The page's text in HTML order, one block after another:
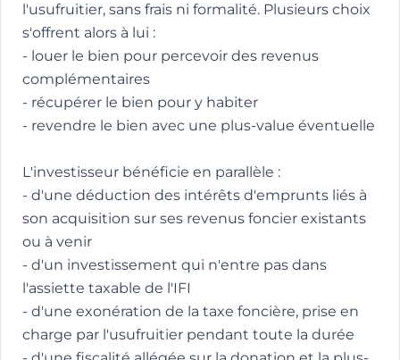
l'usufruitier, sans frais ni formalité. Plusieurs choix
s'offrent alors à lui :
- louer le bien pour percevoir des revenus
complémentaires
- récupérer le bien pour y habiter
- revendre le bien avec une plus-value éventuelle
L'investisseur bénéficie en parallèle :
- d'une déduction des intérêts d'emprunts liés à
son acquisition sur ses revenus foncier existants
ou à venir
- d'un investissement qui n'entre pas dans
l'assiette taxable de l'IFI
- d'une exonération de la taxe foncière, prise en
charge par l'usufruitier pendant toute la durée